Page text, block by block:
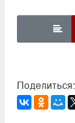

Поделиться: